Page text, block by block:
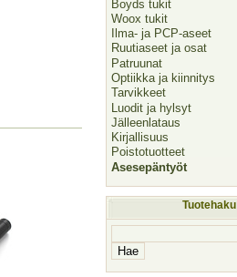
Boyds tukit
Woox tukit
Ilma- ja PCP-aseet
Ruutiaseet ja osat
Patruunat
Optiikka ja kiinnitys
Tarvikkeet
Luodit ja hylsyt
Jälleenlataus
Kirjallisuus
Poistotuotteet
Asesepäntyöt
Tuotehaku